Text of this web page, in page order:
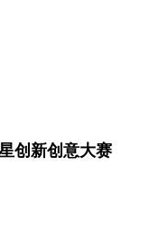
创新创意大赛